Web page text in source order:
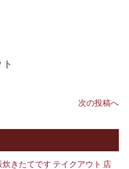
次の投稿へ
きたてです テイクアウト 店